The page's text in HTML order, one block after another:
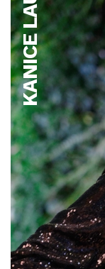
KANICE LAU